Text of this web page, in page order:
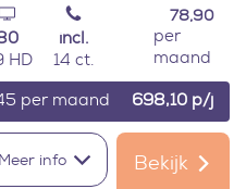
HD
incl.
14 ct.
78,90
per
maand
per maand 698,10 p/j
Meer info Bekijk